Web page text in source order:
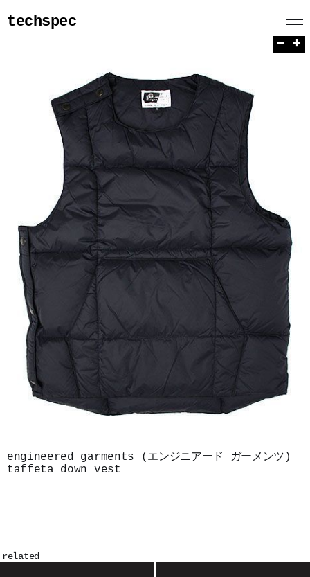
techspec
engineered garments (エンジニアード ガーメンツ)
taffeta down vest
related_
− +